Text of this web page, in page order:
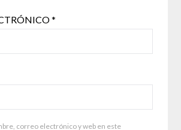
*
correo electrónico y web en este